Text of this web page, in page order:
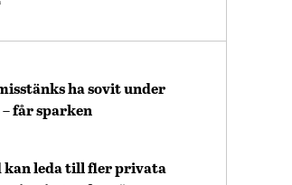
ha sovit under
får sparken
leda till fler privata